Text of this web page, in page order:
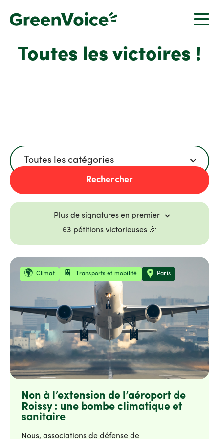
Toutes les victoires !
Catégorie
Toutes les catégories
Rechercher
63 pétitions victorieuses 🎉
Thématique
Climat Transports et mobilité
Localisation Paris
Non à l’extension de l’aéroport de
Roissy : une bombe climatique et
sanitaire
Nous, associations de défense de